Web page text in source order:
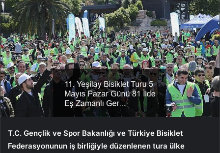
T.C. Gençlik ve Spor Bakanlığı ve Türkiye Bisiklet
Federasyonunun iş birliğiyle düzenlenen tura ülke